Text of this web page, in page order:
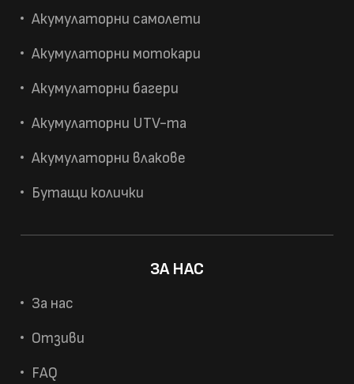
Акумулаторни самолети
Акумулаторни мотокари
Акумулаторни багери
Акумулаторни UTV-та
Акумулаторни влакове
Бутащи колички
ЗА НАС
За нас
Отзиви
FAQ